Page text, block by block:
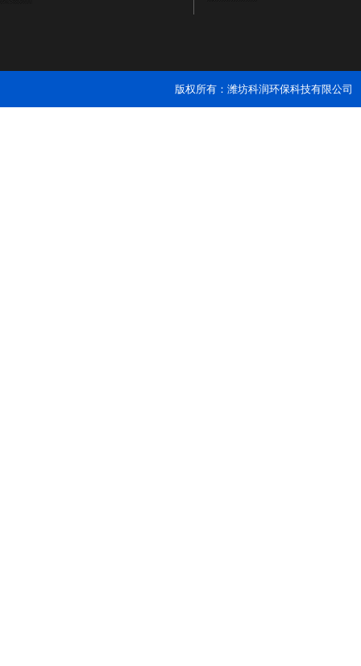
版权所有：潍坊科润环保科技有限